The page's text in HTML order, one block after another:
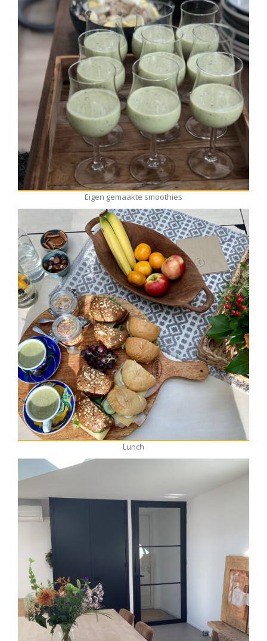
Eigen gemaakte smoothies
Lunch